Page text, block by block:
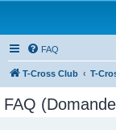
FAQ
T-Cross Club T-
FAQ